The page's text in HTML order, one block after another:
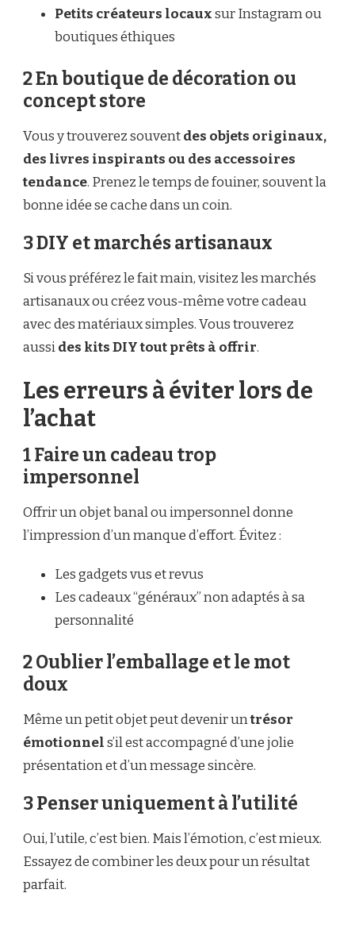
Petits créateurs locauxsur Instagram ou
boutiques éthiques
2 En boutique de décoration ou
concept store
Vous y trouverez souventdes objets originaux,
des livres inspirants ou des accessoires
tendance. Prenez le temps de fouiner, souvent la
bonne idée se cache dans un coin.
3 DIY et marchés artisanaux
Si vous préférez le fait main, visitez les marchés
artisanaux ou créez vous-même votre cadeau
avec des matériaux simples. Vous trouverez
aussides kits DIY tout prêts à offrir.
Les erreurs à éviter lors de
l’achat
1 Faire un cadeau trop
impersonnel
Offrir un objet banal ou impersonnel donne
l’impression d’un manque d’effort. Évitez :
Les gadgets vus et revus
Les cadeaux “généraux” non adaptés à sa
personnalité
2 Oublier l’emballage et le mot
doux
Même un petit objet peut devenir untrésor
émotionnels’il est accompagné d’une jolie
présentation et d’un message sincère.
3 Penser uniquement à l’utilité
Oui, l’utile, c’est bien. Mais l’émotion, c’est mieux.
Essayez de combiner les deux pour un résultat
parfait.